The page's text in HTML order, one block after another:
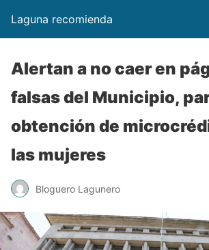
Laguna recomienda
Alertan a no caer en
falsas del Municipio,
obtención de
las mujeres
Bloguero Lagunero